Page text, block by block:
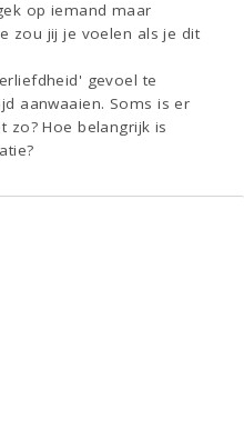
op iemand maar
zou jij je voelen als je dit
gevoel te
aanwaaien. Soms is er
zo? Hoe belangrijk is